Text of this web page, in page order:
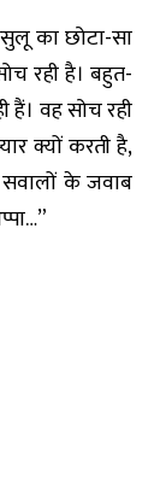
का छोटा-सा
रही है। बहुत-
वह सोच रही
क्यों करती है,
के जवाब